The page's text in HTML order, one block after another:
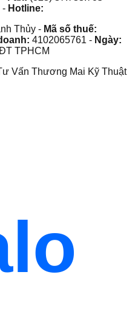
- Hotline:
Thủy - Mã số thuế:
4102065761 - Ngày:
TPHCM
Vấn Thương Mai Kỹ Thuật